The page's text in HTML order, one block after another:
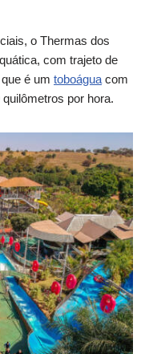
o Thermas dos
com trajeto de
é um toboágua com
por hora.